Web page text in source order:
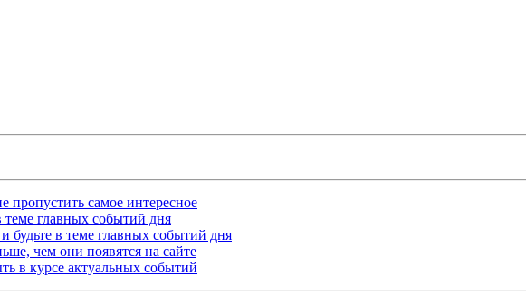
пропустить самое интересное
теме главных событий дня
и будьте в теме главных событий дня
чем они появятся на сайте
в курсе актуальных событий